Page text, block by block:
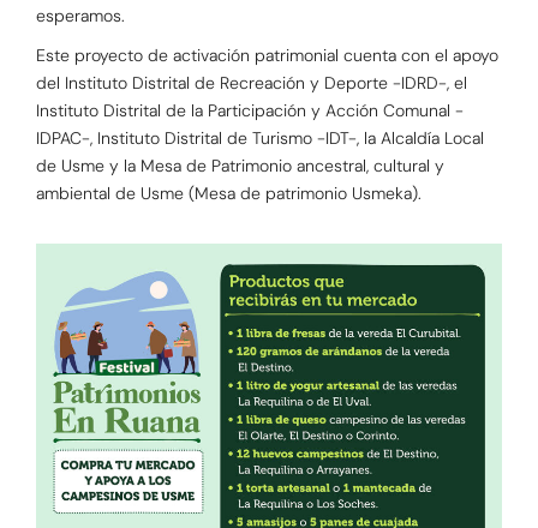
esperamos.
Este proyecto de activación patrimonial cuenta con el apoyo
del Instituto Distrital de Recreación y Deporte -IDRD-, el
Instituto Distrital de la Participación y Acción Comunal -
IDPAC-, Instituto Distrital de Turismo -IDT-, la Alcaldía Local
de Usme y la Mesa de Patrimonio ancestral, cultural y
ambiental de Usme (Mesa de patrimonio Usmeka).